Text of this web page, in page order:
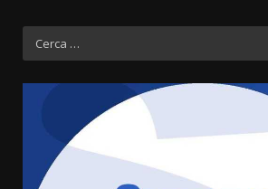
Ricerca
per: